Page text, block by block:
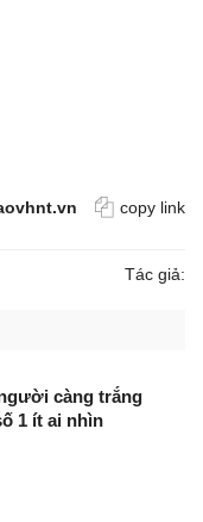
copy link
Tác giả:
càng trắng
1 ít ai nhìn